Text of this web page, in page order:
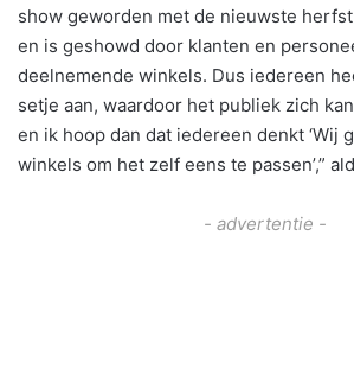
show geworden met de nieuwste
en is geshowd door klanten en
deelnemende winkels. Dus iedereen
setje aan, waardoor het publiek zich
en ik hoop dan dat iedereen denkt ‘Wij
winkels om het zelf eens te passen’,”
- advertentie -